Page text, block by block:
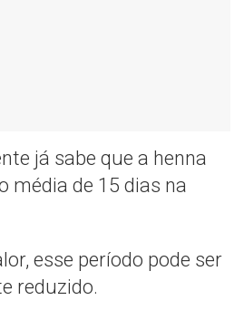
já sabe que a henna
média de 15 dias na
esse período pode ser
reduzido.